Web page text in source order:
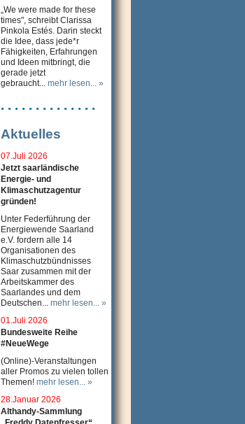
„We were made for these
times", schreibt Clarissa
Pinkola Estés. Darin steckt
die Idee, dass jede*r
Fähigkeiten, Erfahrungen
und Ideen mitbringt, die
gerade jetzt
gebraucht... mehr lesen... »
. . . . . . . . . . . . . .
Aktuelles
07.Juli 2026
Jetzt saarländische
Energie- und
Klimaschutzagentur
gründen!
Unter Federführung der
Energiewende Saarland
e.V. fordern alle 14
Organisationen des
Klimaschutzbündnisses
Saar zusammen mit der
Arbeitskammer des
Saarlandes und dem
Deutschen... mehr lesen... »
01.Juli 2026
Bundesweite Reihe
#NeueWege
(Online)-Veranstaltungen
aller Promos zu vielen tollen
Themen! mehr lesen... »
28.Januar 2026
Althandy-Sammlung